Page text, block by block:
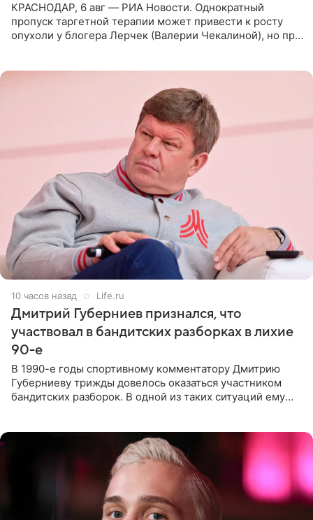
КРАСНОДАР, 6 авг — РИА Новости. Однократный
пропуск таргетной терапии может привести к росту
опухоли у блогера Лерчек (Валерии Чекалиной), но при
10 часов назад Life.ru
Дмитрий Губерниев признался, что
участвовал в бандитских разборках в лихие
90-е
В 1990-е годы спортивному комментатору Дмитрию
Губерниеву трижды довелось оказаться участником
бандитских разборок. В одной из таких ситуаций ему